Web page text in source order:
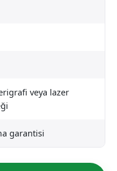
veya lazer
garantisi